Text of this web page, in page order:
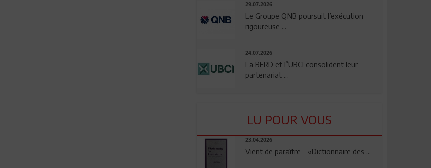
29.07.2026
Le Groupe QNB poursuit l’exécution
rigoureuse ...
24.07.2026
La BERD et l’UBCI consolident leur
partenariat ...
LU POUR VOUS
23.04.2026
Vient de paraître - «Dictionnaire des ...